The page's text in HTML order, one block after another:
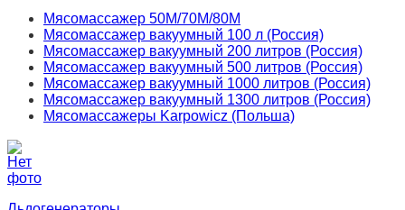
Мясомассажер 50М/70М/80М
Мясомассажер вакуумный 100 л (Россия)
Мясомассажер вакуумный 200 литров (Россия)
Мясомассажер вакуумный 500 литров (Россия)
Мясомассажер вакуумный 1000 литров (Россия)
Мясомассажер вакуумный 1300 литров (Россия)
Мясомассажеры Karpowicz (Польша)